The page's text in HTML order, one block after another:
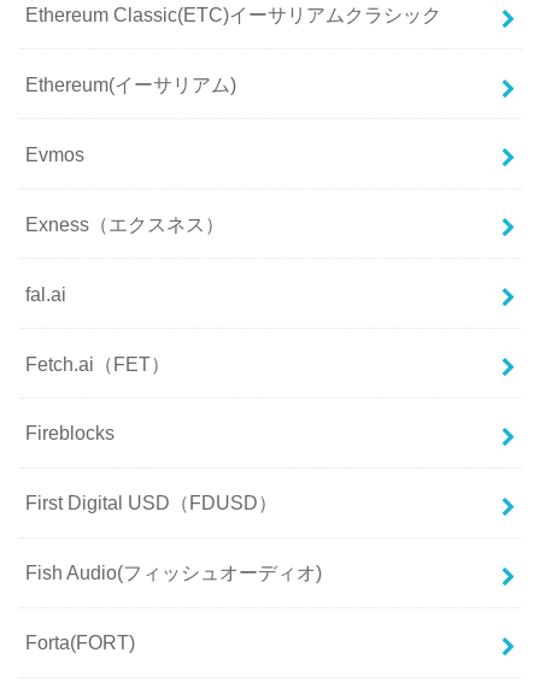
Ethereum Classic(ETC)イーサリアムクラシック
Ethereum(イーサリアム)
Evmos
Exness（エクスネス）
fal.ai
Fetch.ai（FET）
Fireblocks
First Digital USD（FDUSD）
Fish Audio(フィッシュオーディオ)
Forta(FORT)